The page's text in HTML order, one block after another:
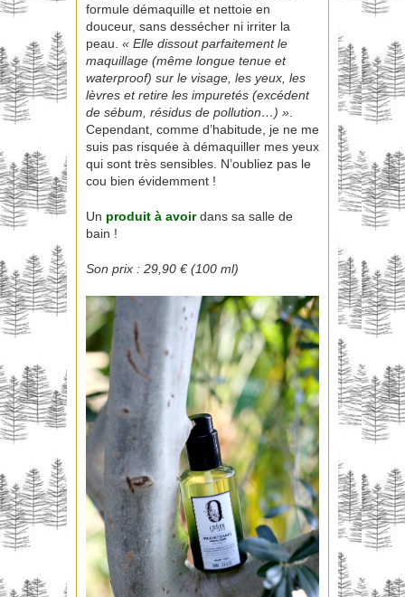
formule démaquille et nettoie en
douceur, sans dessécher ni irriter la
peau. « Elle dissout parfaitement le
maquillage (même longue tenue et
waterproof) sur le visage, les yeux, les
lèvres et retire les impuretés (excédent
de sébum, résidus de pollution…) »
Cependant, comme d’habitude, je ne me
suis pas risquée à démaquiller mes yeux
qui sont très sensibles. N’oubliez pas le
cou bien évidemment !
Un produit à avoirdans sa salle de
bain !
Son prix : 29,90 € (100 ml)